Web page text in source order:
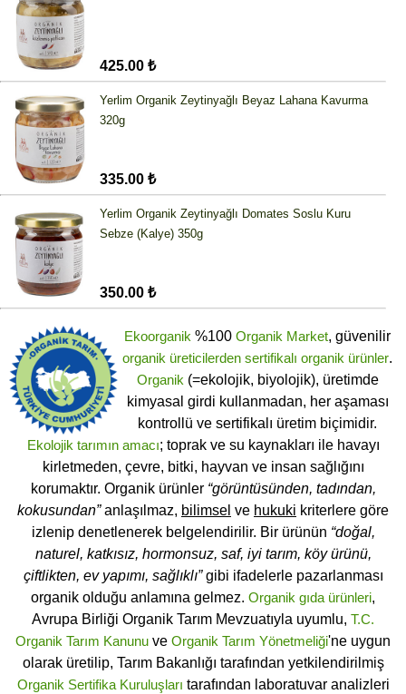
425.00 ₺
Yerlim Organik Zeytinyağlı Beyaz Lahana Kavurma
320g
335.00 ₺
Yerlim Organik Zeytinyağlı Domates Soslu Kuru
Sebze (Kalye) 350g
350.00 ₺
Ekoorganik %100 Organik Market, güvenilir
organik üreticilerden sertifikalı organik ürünler.
Organik (=ekolojik, biyolojik), üretimde
kimyasal girdi kullanmadan, her aşaması
kontrollü ve sertifikalı üretim biçimidir.
Ekolojik tarımın amacı; toprak ve su kaynakları ile havayı
kirletmeden, çevre, bitki, hayvan ve insan sağlığını
korumaktır. Organik ürünler “görüntüsünden, tadından,
kokusundan”anlaşılmaz, bilimsel ve hukuki kriterlere göre
izlenip denetlenerek belgelendirilir. Bir ürünün “doğal,
naturel, katkısız, hormonsuz, saf, iyi tarım, köy ürünü,
çiftlikten, ev yapımı, sağlıklı”gibi ifadelerle pazarlanması
organik olduğu anlamına gelmez. Organik gıda ürünleri,
Avrupa Birliği Organik Tarım Mevzuatıyla uyumlu, T.C.
Organik Tarım Kanunu ve Organik Tarım Yönetmeliği'ne uygun
olarak üretilip, Tarım Bakanlığı tarafından yetkilendirilmiş
Organik Sertifika Kuruluşları tarafından laboratuvar analizleri